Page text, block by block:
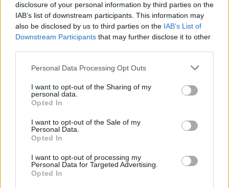
disclosure of your personal information by third parties on the
IAB’s list of downstream participants. This information may
also be disclosed by us to third parties on the IAB’s List of
Downstream Participants that may further disclose it to other
Personal Data Processing Opt Outs
I want to opt-out of the Sharing of my
personal data.
Opted In
I want to opt-out of the Sale of my
Personal Data.
Opted In
I want to opt-out of processing my
Personal Data for Targeted Advertising.
Opted In
Negozio distrutto da
un'esplosione Caccia a un uomo
con abiti scuri
«La tv ha distrutto anche la
cronaca nera»
24/10/2010
Salta in aria l'Internet café